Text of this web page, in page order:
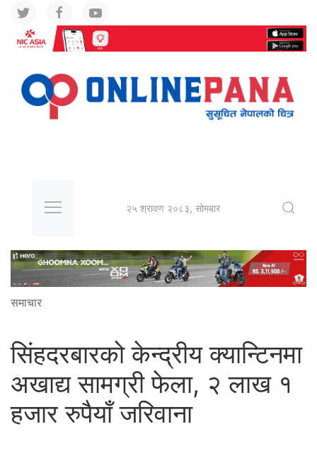
२५ श्रावण २०८३, सोमबार
समाचार
सिंहदरबारको केन्द्रीय क्यान्टिनमा
अखाद्य सामग्री फेला, २ लाख १
हजार रुपैयाँ जरिवाना